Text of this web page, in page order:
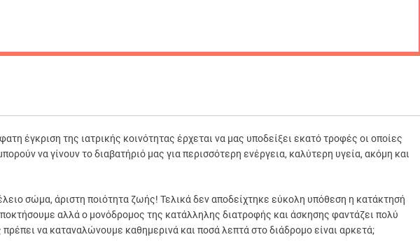
έγκριση της ιατρικής κοινότητας έρχεται να μας υποδείξει εκατό τροφές οι οποίες
να γίνουν το διαβατήριό μας για περισσότερη ενέργεια, καλύτερη υγεία, ακόμη και
σώμα, άριστη ποιότητα ζωής! Τελικά δεν αποδείχτηκε εύκολη υπόθεση η κατάκτησή
αλλά ο μονόδρομος της κατάλληλης διατροφής και άσκησης φαντάζει πολύ
να καταναλώνουμε καθημερινά και ποσά λεπτά στο διάδρομο είναι αρκετά;